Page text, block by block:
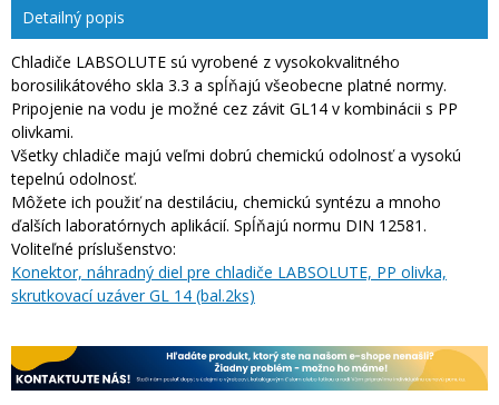
Detailný popis
Chladiče LABSOLUTE sú vyrobené z vysokokvalitného
borosilikátového skla 3.3 a spĺňajú všeobecne platné normy.
Pripojenie na vodu je možné cez závit GL14 v kombinácii s PP
olivkami.
Všetky chladiče majú veľmi dobrú chemickú odolnosť a vysokú
tepelnú odolnosť.
Môžete ich použiť na destiláciu, chemickú syntézu a mnoho
ďalších laboratórnych aplikácií. Spĺňajú normu DIN 12581.
Voliteľné príslušenstvo:
Konektor, náhradný diel pre chladiče LABSOLUTE, PP olivka,
skrutkovací uzáver GL 14 (bal.2ks)